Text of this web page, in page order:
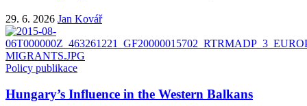
29. 6. 2026 Jan Kovář
Policy publikace
Hungary’s Influence in the Western Balkans